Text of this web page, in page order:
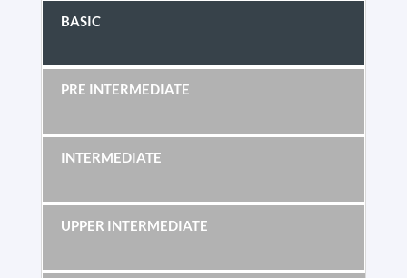
BASIC
PRE INTERMEDIATE
INTERMEDIATE
UPPER INTERMEDIATE